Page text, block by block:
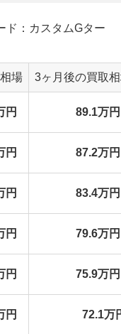
ド：カスタムGター
場 3ヶ月後の買取
円 89.1万
円 87.2万
円 83.4万
円 79.6万
円 75.9万
円 72.1万